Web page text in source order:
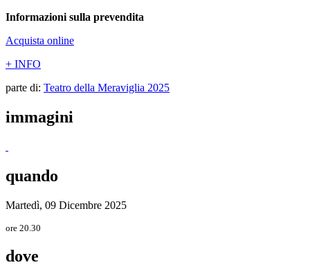
Informazioni sulla prevendita
Acquista online
+ INFO
parte di: Teatro della Meraviglia 2025
immagini
quando
Martedì, 09 Dicembre 2025
ore 20.30
dove